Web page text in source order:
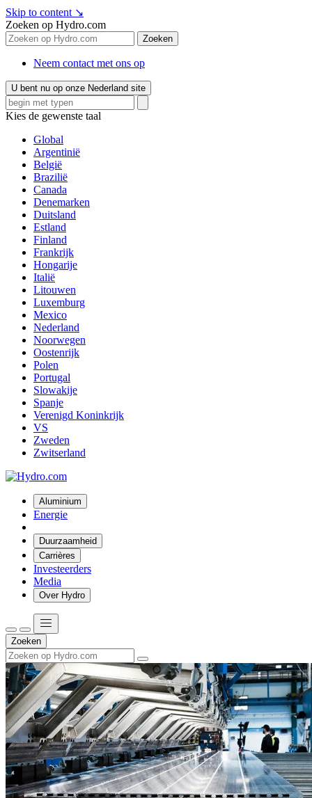
Skip to content ↘
Zoeken op Hydro.com
Zoeken
Neem contact met ons op
U bent nu op onze Nederland site
Kies de gewenste taal
Global
Argentinië
België
Brazilië
Canada
Denemarken
Duitsland
Estland
Finland
Frankrijk
Hongarije
Italië
Litouwen
Luxemburg
Mexico
Nederland
Noorwegen
Oostenrijk
Polen
Portugal
Slowakije
Spanje
Verenigd Koninkrijk
VS
Zweden
Zwitserland
Aluminium
Energie
Duurzaamheid
Carrières
Investeerders
Media
Over Hydro
Zoeken